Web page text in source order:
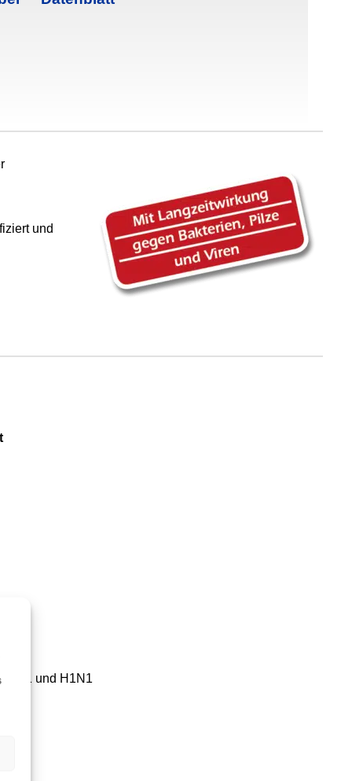
und
und H1N1